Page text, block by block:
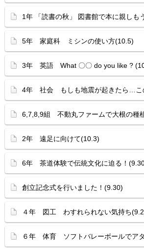
1年 「読書の秋」 図書館で本に親しも
5年 家庭科 ミシンの使い方(10.5)
3年 英語 What 〇〇 do you like ?
4年 社会 もしも地震が起きたら…こ
6,7,8,9組 不動丸ファームで大根の種
2年 遠足に向けて(10.3)
6年 茶道体験で伝統文化に迫る！
創立記念式を行いました！(9.30)
４年 図工 わすれられない気持ち
６年 体育 ソフトバレーボールでア